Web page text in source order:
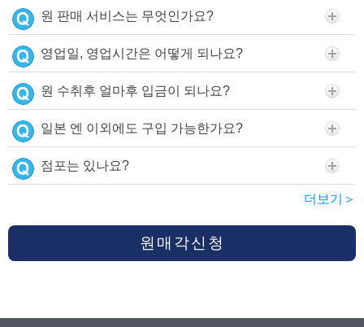
원 판매 서비스는 무엇인가요?
영업일, 영업시간은 어떻게 되나요?
원 수취후 얼마후 입금이 되나요?
일본 엔 이외에도 구입 가능한가요?
점포는 있나요?
더보기＞
원매각신청